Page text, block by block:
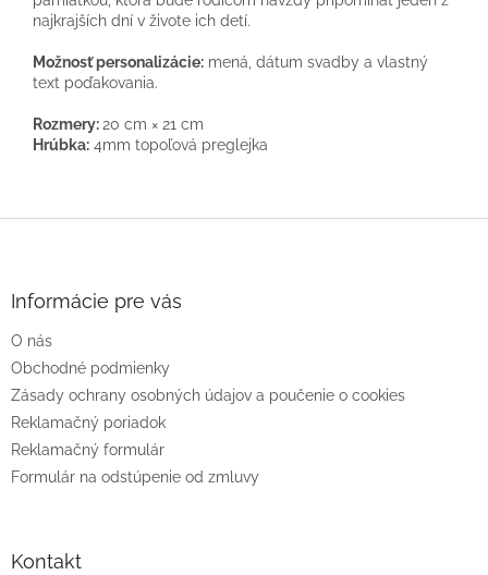
najkrajších dní v živote ich detí.
Možnosť personalizácie: mená, dátum svadby a vlastný
text poďakovania.
Rozmery:20 cm × 21 cm
Hrúbka: 4mm topoľová preglejka
e
Informácie pre vás
O nás
Obchodné podmienky
Zásady ochrany osobných údajov a poučenie o cookies
Reklamačný poriadok
Reklamačný formulár
Formulár na odstúpenie od zmluvy
Kontakt